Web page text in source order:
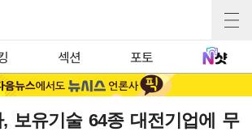
섹션 포토
보유기술 64종 대전기업에 무